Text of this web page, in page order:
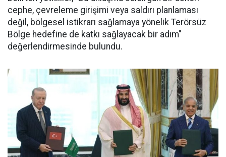
cephe, çevreleme girişimi veya saldırı planlaması
değil, bölgesel istikrarı sağlamaya yönelik Terörsüz
Bölge hedefine de katkı sağlayacak bir adım"
değerlendirmesinde bulundu.